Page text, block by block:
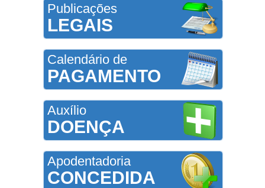
Publicações
LEGAIS
Calendário de
PAGAMENTO
Auxílio
DOENÇA
Apodentadoria
CONCEDIDA